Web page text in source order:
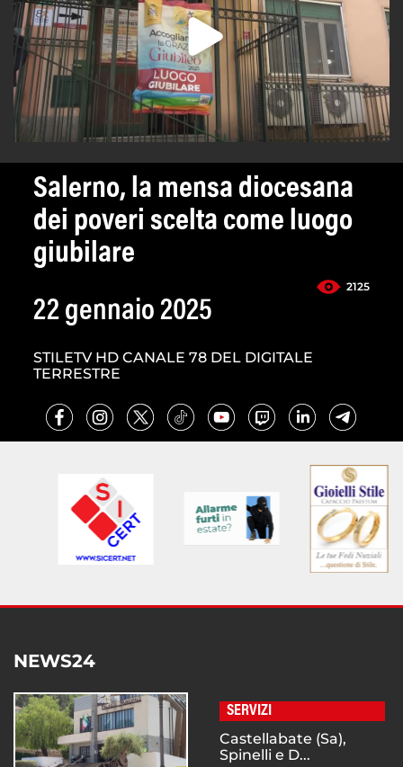
Salerno, la mensa diocesana
dei poveri scelta come luogo
giubilare
2125
22 gennaio 2025
STILETV HD CANALE 78 DEL DIGITALE
TERRESTRE
NEWS24
SERVIZI
Castellabate (Sa),
Spinelli e D...